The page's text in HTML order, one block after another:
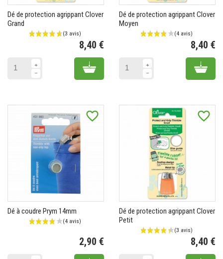
(3 avis)
Dé de protection agrippant Clover
Grand
8,40 €
Add to cart
Dé de protection agrippant Clover
Moyen
8,40 €
Add
favorite_border
Dé à coudre Prym 14mm
2,90 €
favorite_border
Dé de protection agrippant Clover
Petit
8,40 €